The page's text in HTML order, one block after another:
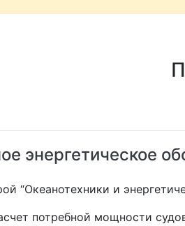
энергетическое
“Океанотехники и
потребной мощности